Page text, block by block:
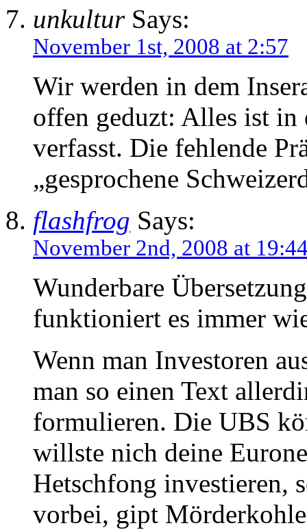
unkulturSays:
November 1st, 2008 at 2:57
Wir werden in dem
offen geduzt: Alles ist in
verfasst. Die fehlende
„gesprochene
flashfrog Says:
November 2nd, 2008 at
Wunderbare
funktioniert es immer
Wenn man Investoren
man so einen Text
formulieren. Die UBS
willste nich deine
Hetschfong investieren,
vorbei, gipt